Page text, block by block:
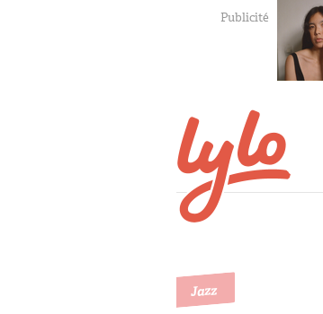
Jazz